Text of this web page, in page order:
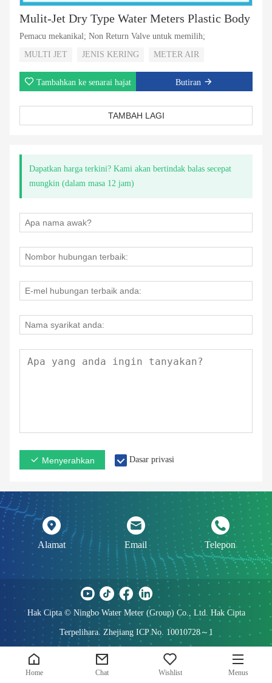
Mulit-Jet Dry Type Water Meters Plastic Body
Pemacu mekanikal; Non Return Valve untuk memilih;
MULTI JET
JENIS KERING METER AIR
Tambahkan ke senarai hajat Butiran
TAMBAH LAGI
Dapatkan harga terkini? Kami akan bertindak balas secepat
mungkin (dalam masa 12 jam)
Menyerahkan Dasar privasi
Home Chat Wishlist Menus
Alamat Email Telepon
Hak Cipta © Ningbo Water Meter (Group) Co., Ltd. Hak Cipta
Terpelihara. Zhejiang ICP No. 10010728～1